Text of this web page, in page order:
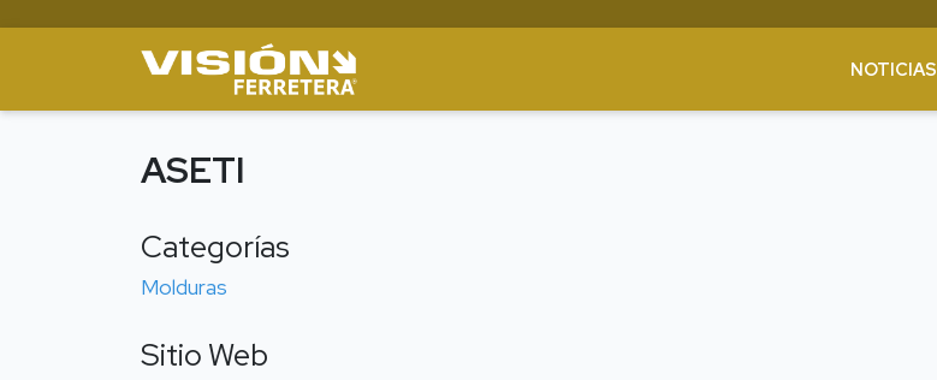
NOTICIAS
ASETI
Categorías
Molduras
Sitio Web